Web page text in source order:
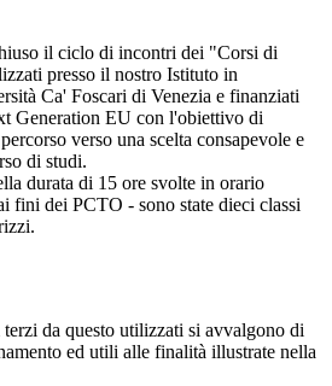
il ciclo di incontri dei "Corsi di
presso il nostro Istituto in
Ca' Foscari di Venezia e finanziati
Generation EU con l'obiettivo di
verso una scelta consapevole e
di studi.
durata di 15 ore svolte in orario
fini dei PCTO - sono state dieci classi
da questo utilizzati si avvalgono di
ed utili alle finalità illustrate nella